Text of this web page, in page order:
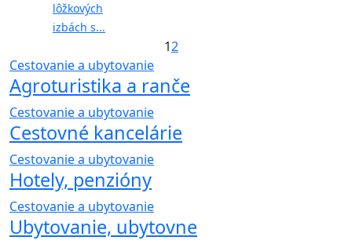
Cestovanie a ubytovanie
Agroturistika a ranče
Cestovanie a ubytovanie
Cestovné kancelárie
Cestovanie a ubytovanie
Hotely, penzióny
Cestovanie a ubytovanie
Ubytovanie, ubytovne
lôžkových
izbách s...
12